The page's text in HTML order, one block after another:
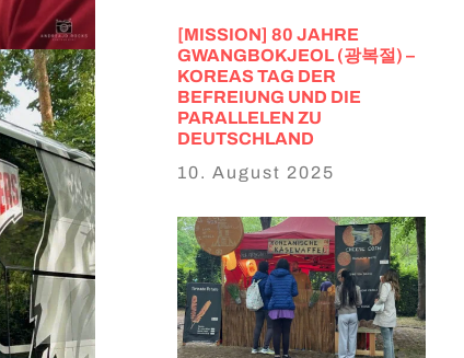
[MISSION] 80 JAHRE
GWANGBOKJEOL (광복절) –
KOREAS TAG DER
BEFREIUNG UND DIE
PARALLELEN ZU
DEUTSCHLAND
10. August 2025